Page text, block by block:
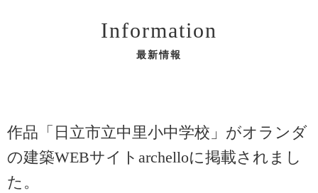
Information
最新情報
作品「日立市立中里小中学校」がオランダ
の建築WEBサイトarchelloに掲載されまし
た。